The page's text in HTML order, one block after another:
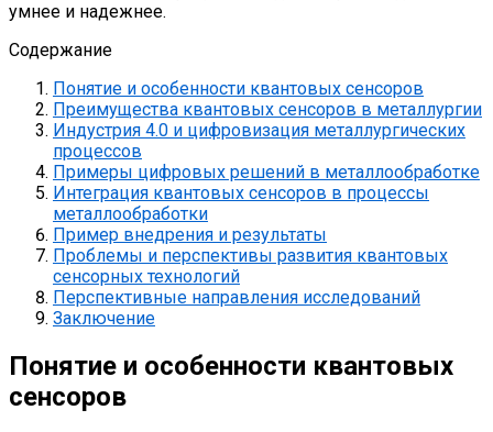
умнее и надежнее.
Содержание
Понятие и особенности квантовых сенсоров
Преимущества квантовых сенсоров в металлургии
Индустрия 4.0 и цифровизация металлургических
процессов
Примеры цифровых решений в металлообработке
Интеграция квантовых сенсоров в процессы
металлообработки
Пример внедрения и результаты
Проблемы и перспективы развития квантовых
сенсорных технологий
Перспективные направления исследований
Заключение
Понятие и особенности квантовых
сенсоров